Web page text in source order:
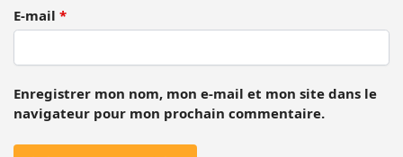
E-mail *
Enregistrer mon nom, mon e-mail et mon site dans le
navigateur pour mon prochain commentaire.